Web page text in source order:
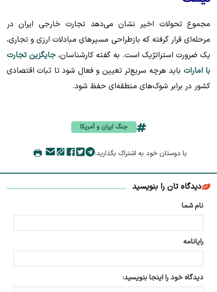
مجموع تحولات اخیر نشان می‌دهد تجارت خارجی ایران در
مرحله‌ای قرار گرفته که بازطراحی مسیرهای مبادلات ارزی و تجاری،
یک ضرورت استراتژیک است. به گفته کارشناسان، جایگزین تجارت
با امارات باید هرچه سریع‌تر تعیین و فعال شود تا ثبات اقتصادی
کشور در برابر شوک‌های منطقه‌ای حفظ شود.
جنگ ایران و آمریکا
با دوستان خود به اشتراک بگذارید:
دیدگاه تان را بنویسید
نام شما
رایانامه
دیدگاه خود را اینجا بنویسید: